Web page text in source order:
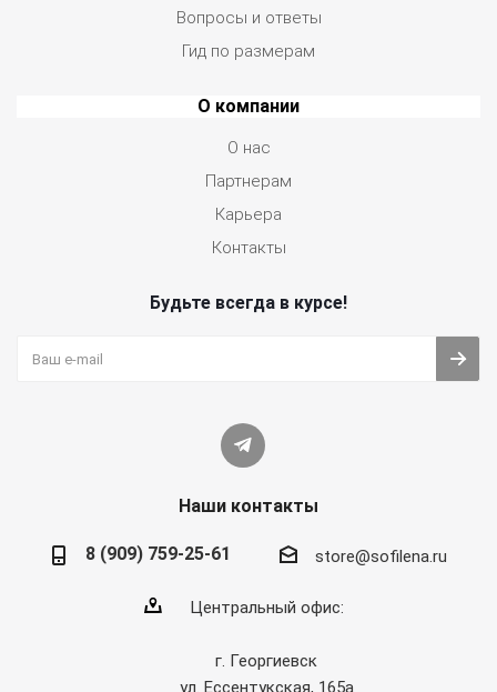
Вопросы и ответы
Гид по размерам
О компании
О нас
Партнерам
Карьера
Контакты
Будьте всегда в курсе!
Наши контакты
8 (909) 759-25-61 store@sofilena.ru
Центральный офис:
г. Георгиевск
ул. Ессентукская, 165а